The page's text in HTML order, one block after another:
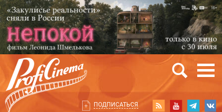
ПОДПИСАТЬСЯ